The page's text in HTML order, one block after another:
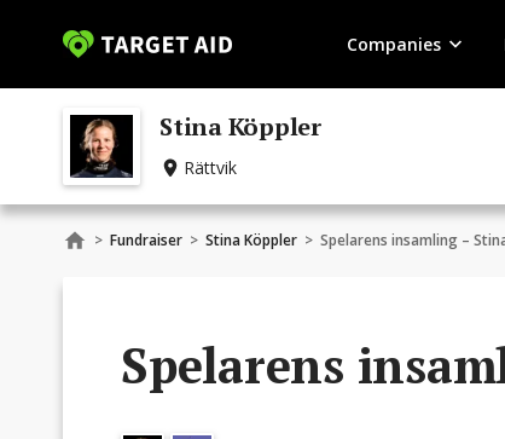
Companies
Stina Köppler
Rättvik
> Fundraiser > Stina Köppler > Spelarens insamling –
Spelarens